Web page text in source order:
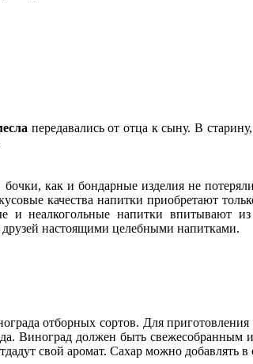
передавались от отца к сыну. В
бочки, как и бондарные изделия не
качества напитки приобретают
и неалкогольные напитки впитывают
настоящими целебными напитками.
отборных сортов. Для
Виноград должен быть
свой аромат. Сахар можно добавлять